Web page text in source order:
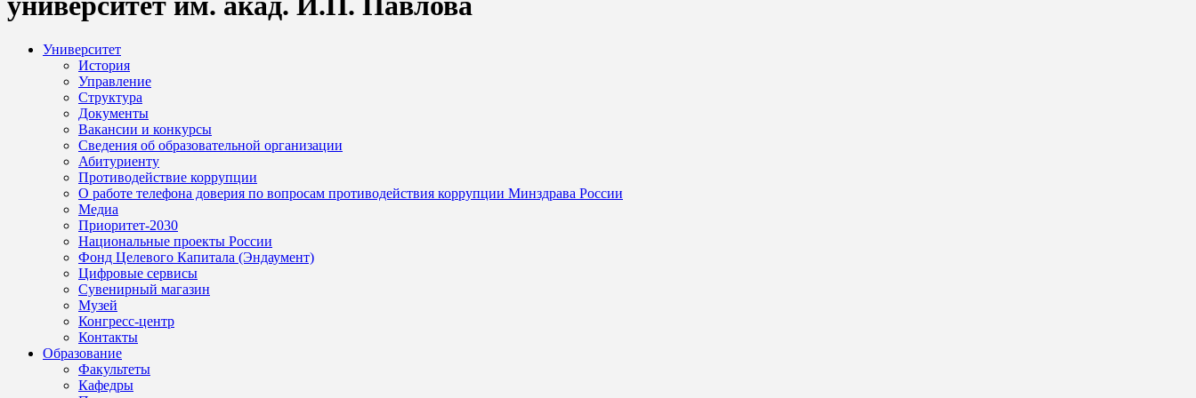
Университет
История
Управление
Структура
Документы
Вакансии и конкурсы
Сведения об образовательной организации
Абитуриенту
Противодействие коррупции
О работе телефона доверия по вопросам противодействия коррупции Минздрава России
Медиа
Приоритет-2030
Национальные проекты России
Фонд Целевого Капитала (Эндаумент)
Цифровые сервисы
Сувенирный магазин
Музей
Конгресс-центр
Контакты
Образование
Факультеты
Кафедры